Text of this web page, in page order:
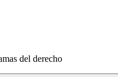
del derecho